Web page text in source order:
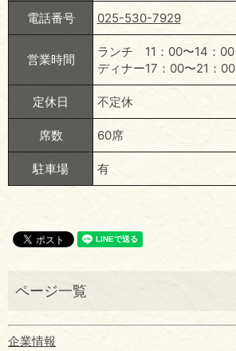
電話番号 025-530-7929
営業時間
ランチ 11：00〜14：00
ディナー17：00〜21：00
定休日 不定休
席数 60席
駐車場 有
企業情報